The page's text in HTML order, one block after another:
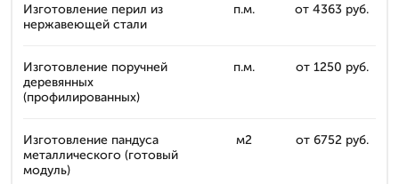
Изготовление перил из
нержавеющей стали
п.м. от 4363 руб.
Изготовление поручней
деревянных
(профилированных)
п.м. от 1250 руб.
Изготовление пандуса
металлического (готовый
модуль)
м2 от 6752 руб.